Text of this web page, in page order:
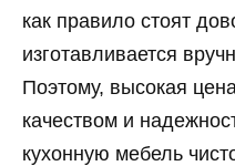
как правило стоят
изготавливается
Поэтому, высокая
качеством и
кухонную мебель